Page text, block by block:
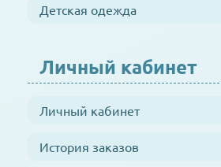
Детская одежда
Личный кабинет
Личный кабинет
История заказов